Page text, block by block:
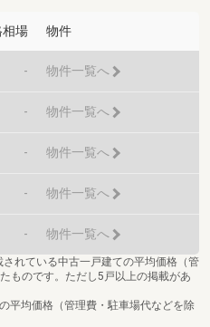
相場 物件
- 物件一覧へ
- 物件一覧へ
- 物件一覧へ
- 物件一覧へ
- 物件一覧へ
れている中古一戸建ての平均価格（管
ものです。ただし5戸以上の掲載があ
平均価格（管理費・駐車場代などを除